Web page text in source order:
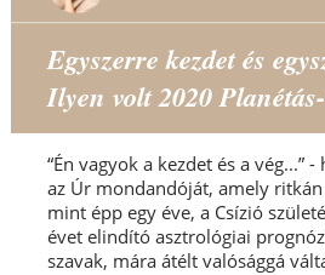
Egyszerre kezdet és
Ilyen volt 2020
“Én vagyok a kezdet és a vég...”
az Úr mondandóját, amely
mint épp egy éve, a Csízió
évet elindító asztrológiai
szavak, mára átélt valósággá